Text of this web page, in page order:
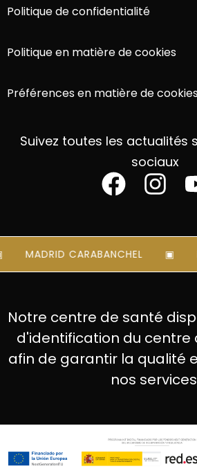
Politique de confidentialité
Politique en matière de cookies
Préférences en matière de
Suivez toutes les actualités
sociaux
MADRID CARABANCHEL
Notre centre de santé
d'identification du centre
afin de garantir la qualité
nos